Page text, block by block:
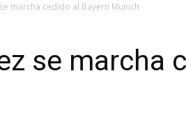
marcha cedido al Bayern Munich
se marcha